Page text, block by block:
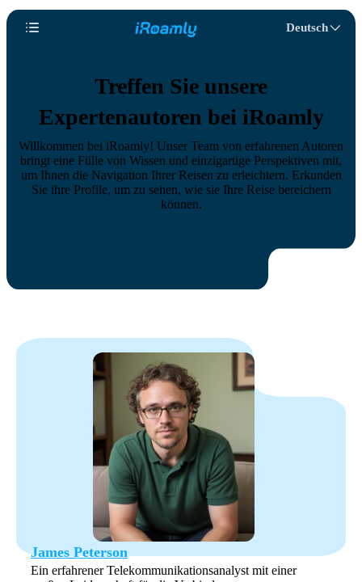
Deutsch
Treffen Sie unsere
Expertenautoren bei iRoamly
Willkommen bei iRoamly! Unser Team von erfahrenen Autoren
bringt eine Fülle von Wissen und einzigartige Perspektiven mit,
um Ihnen die Navigation Ihrer Reisen zu erleichtern. Erkunden
Sie ihre Profile, um zu sehen, wie sie Ihre Reise bereichern
können.
James Peterson
Ein erfahrener Telekommunikationsanalyst mit einer